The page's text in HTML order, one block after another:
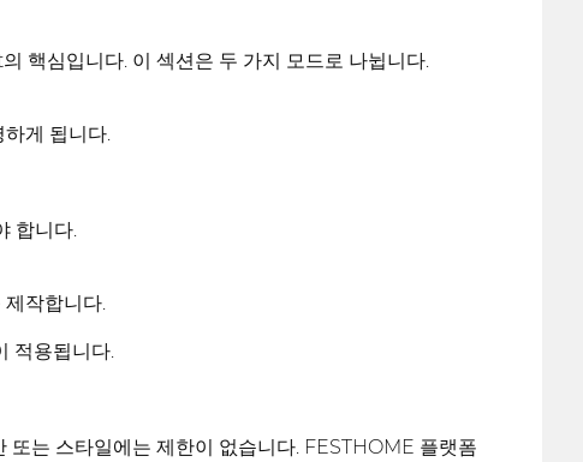
핵심입니다. 이 섹션은 두 가지 모드로 나뉩니다.
게 됩니다.
합니다.
작합니다.
적용됩니다.
또는 스타일에는 제한이 없습니다. FESTHOME 플랫폼